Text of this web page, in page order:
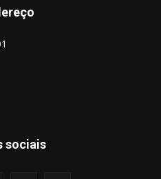
sociais